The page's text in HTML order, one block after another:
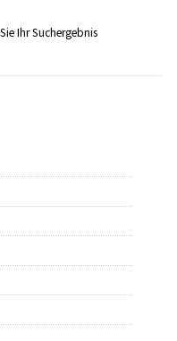
Ihr Suchergebnis